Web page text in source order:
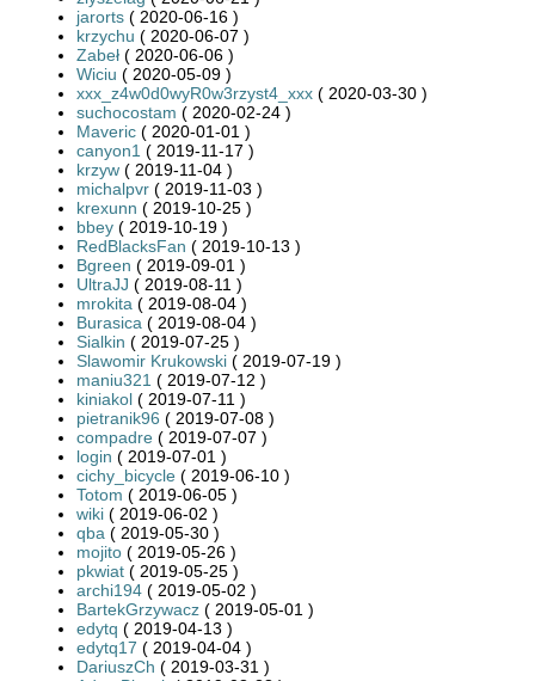
jarorts ( 2020-06-16 )
krzychu ( 2020-06-07 )
Zabeł ( 2020-06-06 )
Wiciu ( 2020-05-09 )
xxx_z4w0d0wyR0w3rzyst4_xxx ( 2020-03-30 )
suchocostam ( 2020-02-24 )
Maveric ( 2020-01-01 )
canyon1 ( 2019-11-17 )
krzyw ( 2019-11-04 )
michalpvr ( 2019-11-03 )
krexunn ( 2019-10-25 )
bbey ( 2019-10-19 )
RedBlacksFan ( 2019-10-13 )
Bgreen ( 2019-09-01 )
UltraJJ ( 2019-08-11 )
mrokita ( 2019-08-04 )
Burasica ( 2019-08-04 )
Sialkin ( 2019-07-25 )
Slawomir Krukowski ( 2019-07-19 )
maniu321 ( 2019-07-12 )
kiniakol ( 2019-07-11 )
pietranik96 ( 2019-07-08 )
compadre ( 2019-07-07 )
login ( 2019-07-01 )
cichy_bicycle ( 2019-06-10 )
Totom ( 2019-06-05 )
wiki ( 2019-06-02 )
qba ( 2019-05-30 )
mojito ( 2019-05-26 )
pkwiat ( 2019-05-25 )
archi194 ( 2019-05-02 )
BartekGrzywacz ( 2019-05-01 )
edytq ( 2019-04-13 )
edytq17 ( 2019-04-04 )
DariuszCh ( 2019-03-31 )